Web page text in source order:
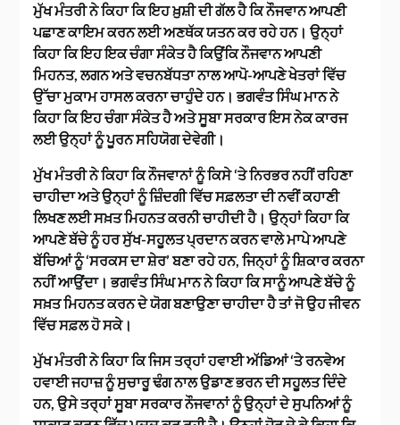
ਮੁੱਖ ਮੰਤਰੀ ਨੇ ਕਿਹਾ ਕਿ ਇਹ ਖ਼ੁਸ਼ੀ ਦੀ ਗੱਲ ਹੈ ਕਿ ਨੌਜਵਾਨ ਆਪਣੀ
ਪਛਾਣ ਕਾਇਮ ਕਰਨ ਲਈ ਅਣਥੱਕ ਯਤਨ ਕਰ ਰਹੇ ਹਨ। ਉਨ੍ਹਾਂ
ਕਿਹਾ ਕਿ ਇਹ ਇਕ ਚੰਗਾ ਸੰਕੇਤ ਹੈ ਕਿਉਂਕਿ ਨੌਜਵਾਨ ਆਪਣੀ
ਮਿਹਨਤ, ਲਗਨ ਅਤੇ ਵਚਨਬੱਧਤਾ ਨਾਲ ਆਪੋ-ਆਪਣੇ ਖੇਤਰਾਂ ਵਿੱਚ
ਉੱਚਾ ਮੁਕਾਮ ਹਾਸਲ ਕਰਨਾ ਚਾਹੁੰਦੇ ਹਨ। ਭਗਵੰਤ ਸਿੰਘ ਮਾਨ ਨੇ
ਕਿਹਾ ਕਿ ਇਹ ਚੰਗਾ ਸੰਕੇਤ ਹੈ ਅਤੇ ਸੂਬਾ ਸਰਕਾਰ ਇਸ ਨੇਕ ਕਾਰਜ
ਲਈ ਉਨ੍ਹਾਂ ਨੂੰ ਪੂਰਨ ਸਹਿਯੋਗ ਦੇਵੇਗੀ।
ਮੁੱਖ ਮੰਤਰੀ ਨੇ ਕਿਹਾ ਕਿ ਨੌਜਵਾਨਾਂ ਨੂੰ ਕਿਸੇ ‘ਤੇ ਨਿਰਭਰ ਨਹੀਂ ਰਹਿਣਾ
ਚਾਹੀਦਾ ਅਤੇ ਉਨ੍ਹਾਂ ਨੂੰ ਜ਼ਿੰਦਗੀ ਵਿੱਚ ਸਫ਼ਲਤਾ ਦੀ ਨਵੀਂ ਕਹਾਣੀ
ਲਿਖਣ ਲਈ ਸਖ਼ਤ ਮਿਹਨਤ ਕਰਨੀ ਚਾਹੀਦੀ ਹੈ। ਉਨ੍ਹਾਂ ਕਿਹਾ ਕਿ
ਆਪਣੇ ਬੱਚੇ ਨੂੰ ਹਰ ਸੁੱਖ-ਸਹੂਲਤ ਪ੍ਰਦਾਨ ਕਰਨ ਵਾਲੇ ਮਾਪੇ ਆਪਣੇ
ਬੱਚਿਆਂ ਨੂੰ ‘ਸਰਕਸ ਦਾ ਸ਼ੇਰ’ ਬਣਾ ਰਹੇ ਹਨ, ਜਿਨ੍ਹਾਂ ਨੂੰ ਸ਼ਿਕਾਰ ਕਰਨਾ
ਨਹੀਂ ਆਉਂਦਾ। ਭਗਵੰਤ ਸਿੰਘ ਮਾਨ ਨੇ ਕਿਹਾ ਕਿ ਸਾਨੂੰ ਆਪਣੇ ਬੱਚੇ ਨੂੰ
ਸਖ਼ਤ ਮਿਹਨਤ ਕਰਨ ਦੇ ਯੋਗ ਬਣਾਉਣਾ ਚਾਹੀਦਾ ਹੈ ਤਾਂ ਜੋ ਉਹ ਜੀਵਨ
ਵਿੱਚ ਸਫ਼ਲ ਹੋ ਸਕੇ।
ਮੁੱਖ ਮੰਤਰੀ ਨੇ ਕਿਹਾ ਕਿ ਜਿਸ ਤਰ੍ਹਾਂ ਹਵਾਈ ਅੱਡਿਆਂ ‘ਤੇ ਰਨਵੇਅ
ਹਵਾਈ ਜਹਾਜ਼ ਨੂੰ ਸੁਚਾਰੂ ਢੰਗ ਨਾਲ ਉਡਾਣ ਭਰਨ ਦੀ ਸਹੂਲਤ ਦਿੰਦੇ
ਹਨ, ਉਸੇ ਤਰ੍ਹਾਂ ਸੂਬਾ ਸਰਕਾਰ ਨੌਜਵਾਨਾਂ ਨੂੰ ਉਨ੍ਹਾਂ ਦੇ ਸੁਪਨਿਆਂ ਨੂੰ